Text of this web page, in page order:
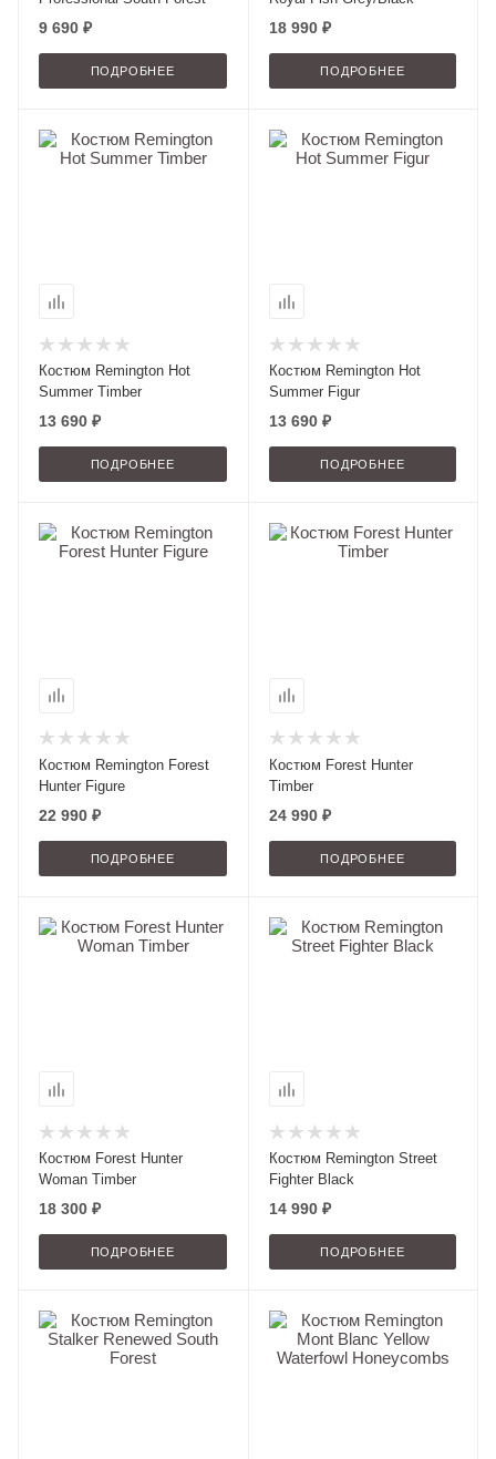
9 690 ₽
ПОДРОБНЕЕ
18 990 ₽
ПОДРОБНЕЕ
Костюм Remington Hot
Summer Timber
13 690 ₽
ПОДРОБНЕЕ
Костюм Remington Hot
Summer Figur
13 690 ₽
ПОДРОБНЕЕ
Костюм Remington Forest
Hunter Figure
22 990 ₽
ПОДРОБНЕЕ
Костюм Forest Hunter
Тimber
24 990 ₽
ПОДРОБНЕЕ
Костюм Forest Hunter
Woman Тimber
18 300 ₽
ПОДРОБНЕЕ
Костюм Remington Street
Fighter Black
14 990 ₽
ПОДРОБНЕЕ